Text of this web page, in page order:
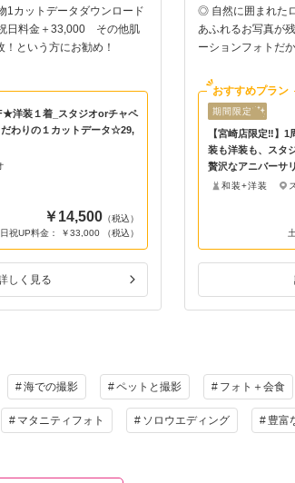
1カットデータダウンロード
日料金＋33,000 その他肌
という方にお勧め！
洋装１着_スタジオorチャペ
わりの１カットデータ☆29,
￥14,500（税込）
祝UP料金： ￥33,000 （税込）
しく見る
◎ 自然に囲まれた
あふれるお写真が
ーションフォトだ
おすすめプラン
期間限定
【宮崎店限定‼】
装も洋装も、スタ
贅沢なアニバーサ
和装+洋装
海での撮影 ペットと撮影 フォト＋会食
マタニティフォト ソロウエディング 豊富